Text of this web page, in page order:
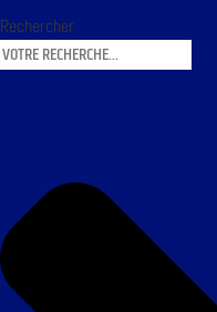
Rechercher